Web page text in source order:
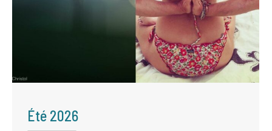
Été 2026